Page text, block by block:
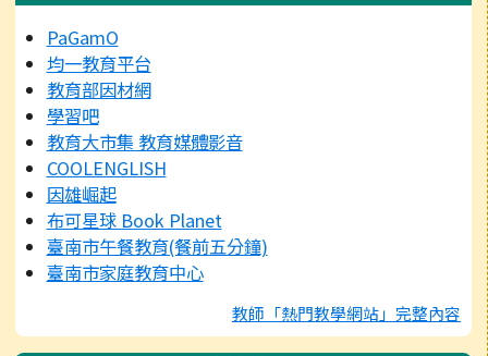
PaGamO
均一教育平台
教育部因材網
學習吧
教育大市集 教育媒體影音
COOLENGLISH
因雄崛起
布可星球 Book Planet
臺南市午餐教育(餐前五分鐘)
臺南市家庭教育中心
教師「熱門教學網站」完整內容